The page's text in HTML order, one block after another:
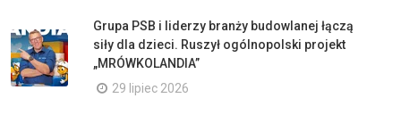
Grupa PSB i liderzy branży budowlanej łączą
siły dla dzieci. Ruszył ogólnopolski projekt
„MRÓWKOLANDIA”
29 lipiec 2026